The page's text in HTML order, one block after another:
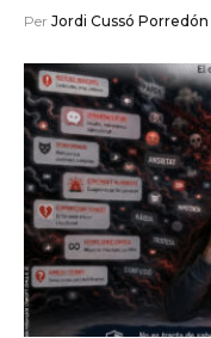
Per Jordi Cussó Porredón